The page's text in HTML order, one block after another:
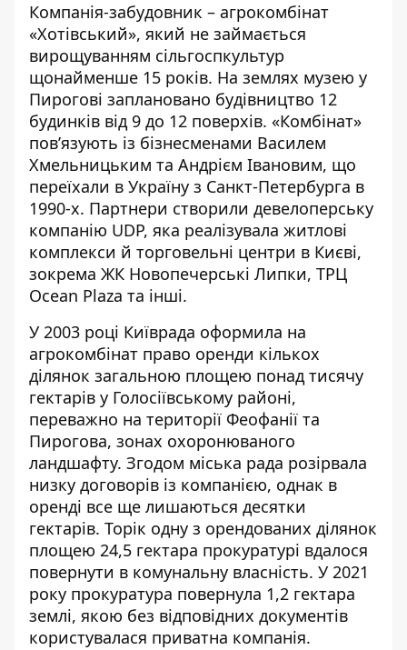
Компанія-забудовник – агрокомбінат
«Хотівський», який не займається
вирощуванням сільгоспкультур
щонайменше 15 років. На землях музею у
Пирогові заплановано будівництво 12
будинків від 9 до 12 поверхів. «Комбінат»
пов’язують із бізнесменами Василем
Хмельницьким та Андрієм Івановим, що
переїхали в Україну з Санкт-Петербурга в
1990-х. Партнери створили девелоперську
компанію UDP, яка реалізувала житлові
комплекси й торговельні центри в Києві,
зокрема ЖК Новопечерські Липки, ТРЦ
Ocean Plaza та інші.
У 2003 році Київрада оформила на
агрокомбінат право оренди кількох
ділянок загальною площею понад тисячу
гектарів у Голосіївському районі,
переважно на території Феофанії та
Пирогова, зонах охоронюваного
ландшафту. Згодом міська рада розірвала
низку договорів із компанією, однак в
оренді все ще лишаються десятки
гектарів. Торік одну з орендованих ділянок
площею 24,5 гектара прокуратурі вдалося
повернути в комунальну власність. У 2021
року прокуратура повернула 1,2 гектара
землі, якою без відповідних документів
користувалася приватна компанія.